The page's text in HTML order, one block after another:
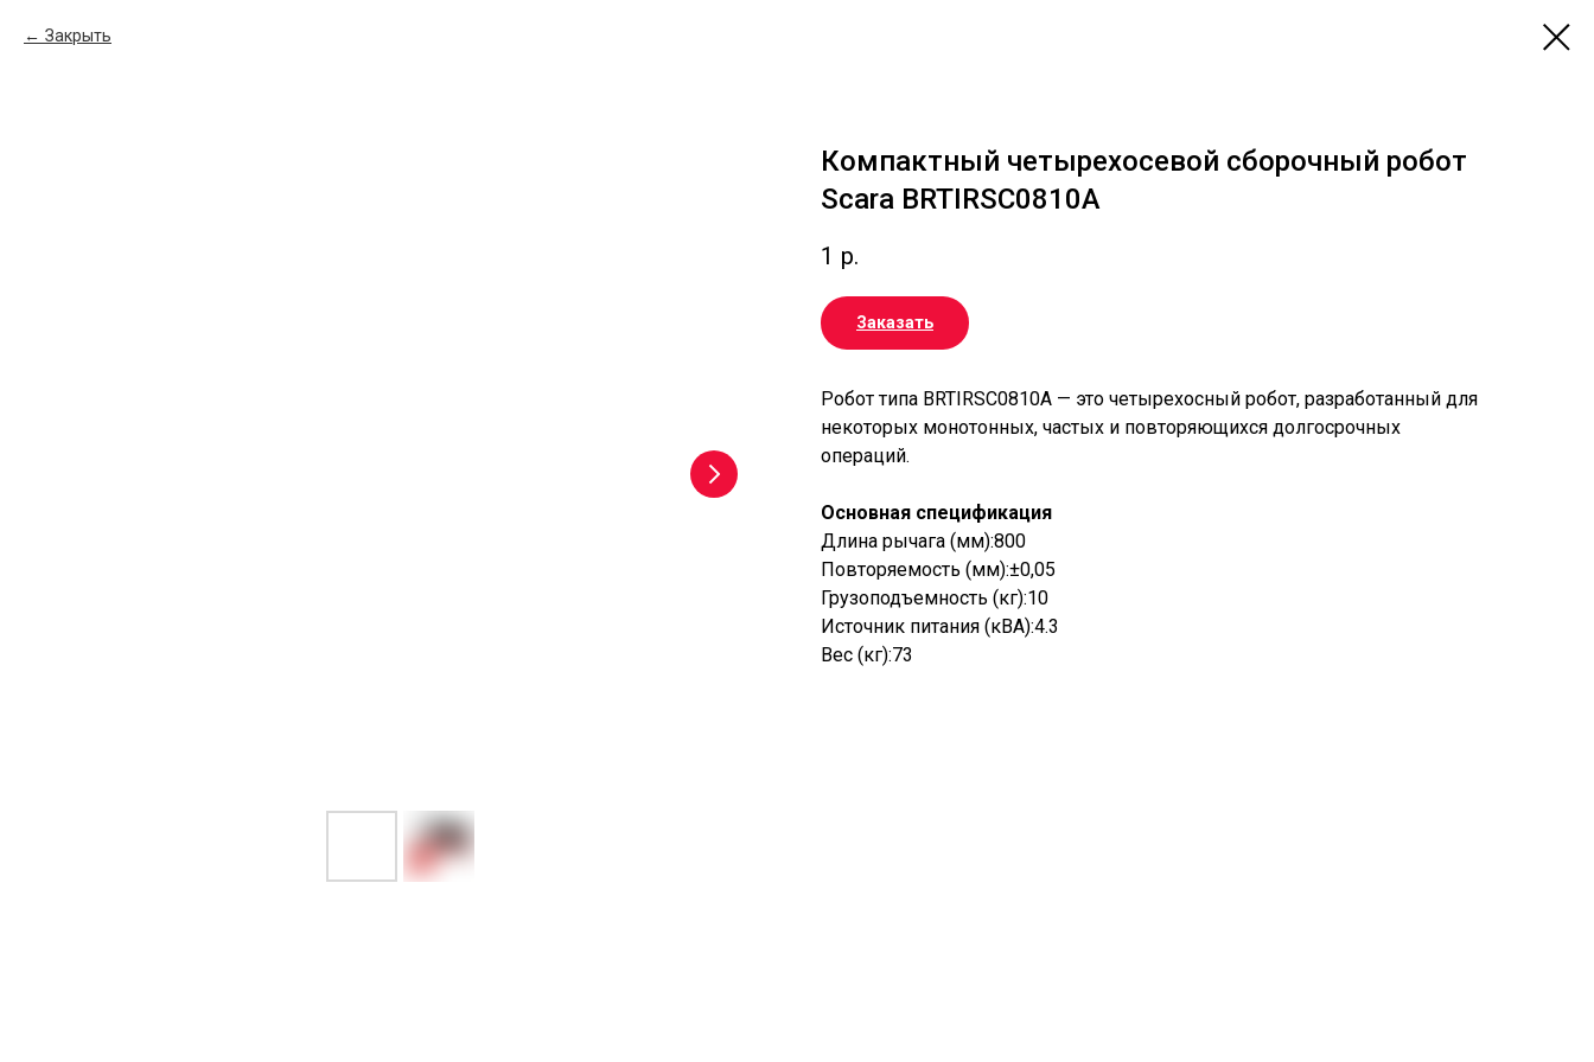
Закрыть
Компактный четырехосевой сборочный робот
Scara BRTIRSC0810A
1 р.
Заказать
Робот типа BRTIRSC0810A — это четырехосный робот, разработанный для
некоторых монотонных, частых и повторяющихся долгосрочных
операций.
Основная спецификация
Длина рычага (мм):800
Повторяемость (мм):±0,05
Грузоподъемность (кг):10
Источник питания (кВА):4.3
Вес (кг):73